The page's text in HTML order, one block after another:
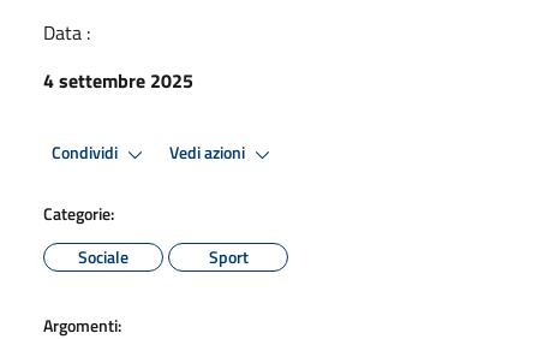
Data :
4 settembre 2025
Condividi Vedi azioni
Categorie:
Sociale
Sport
Argomenti: